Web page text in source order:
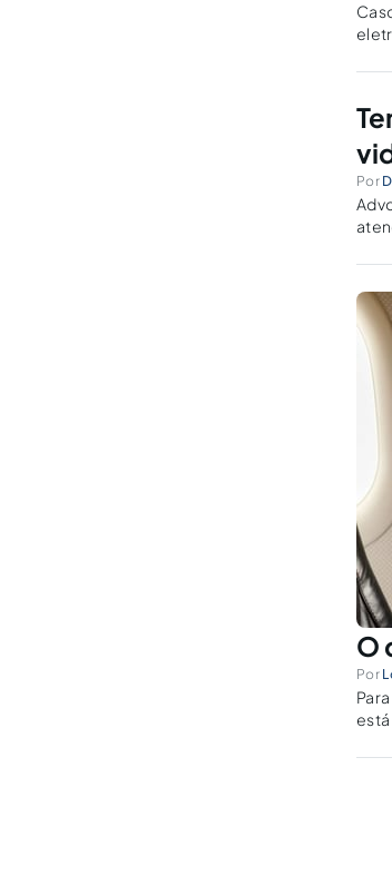
Por
O
Por